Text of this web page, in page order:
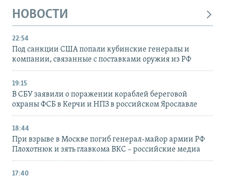
НОВОСТИ
22:54
Под санкции США попали кубинские генералы и
компании, связанные с поставками оружия из РФ
19:15
В СБУ заявили о поражении кораблей береговой
охраны ФСБ в Керчи и НПЗ в российском Ярославле
18:44
При взрыве в Москве погиб генерал-майор армии РФ
Плохотнюк и зять главкома ВКС – российские медиа
17:40